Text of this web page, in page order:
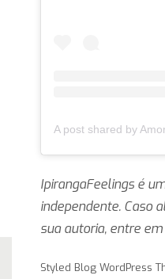
IpirangaFeelings é
independente. Caso
sua autoria, entre
Styled Blog WordPress